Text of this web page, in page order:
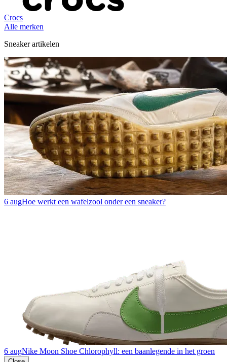
Crocs
Alle merken
Sneaker artikelen
6 augHoe werkt een wafelzool onder een sneaker?
6 augNike Moon Shoe Chlorophyll: een baanlegende in het groen